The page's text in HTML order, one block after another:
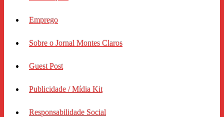
Emprego
Sobre o Jornal Montes Claros
Guest Post
Publicidade / Mídia Kit
Responsabilidade Social